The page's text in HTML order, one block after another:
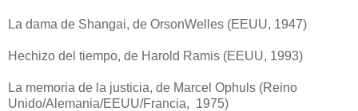
La dama de Shangai, de OrsonWelles (EEUU, 1947)
Hechizo del tiempo, de Harold Ramis (EEUU, 1993)
La memoria de la justicia, de Marcel Ophuls (Reino
Unido/Alemania/EEUU/Francia, 1975)